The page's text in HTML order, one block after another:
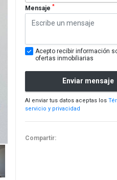
Mensaje *
Acepto recibir información
ofertas inmobiliarias
Enviar mensaje
Al enviar tus datos aceptas los
servicio y privacidad
Compartir: